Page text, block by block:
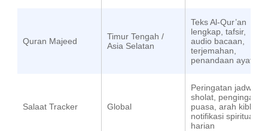
Quran Majeed
Timur Tengah /
Asia Selatan
Teks Al-Qur’an
lengkap, tafsir,
audio bacaan,
terjemahan,
penandaan ayat
Salaat Tracker Global
Peringatan jadwal
sholat, pengingat
puasa, arah kiblat,
notifikasi spiritual
harian